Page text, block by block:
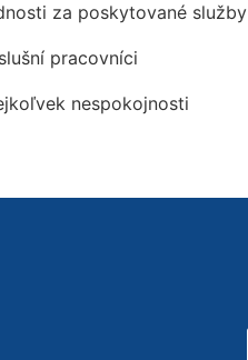
za poskytované služby
pracovníci
nespokojnosti